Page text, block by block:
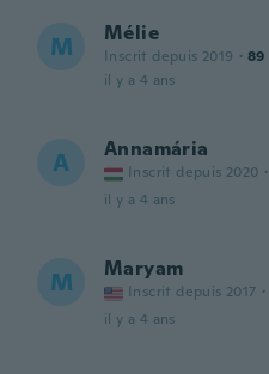
M Mélie
Inscrit depuis 2019 · 89
il y a 4 ans
A Annamária
Inscrit depuis 2020 ·
il y a 4 ans
M Maryam
Inscrit depuis 2017 ·
il y a 4 ans